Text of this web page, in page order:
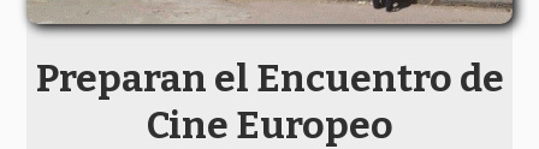
Preparan el Encuentro de
Cine Europeo